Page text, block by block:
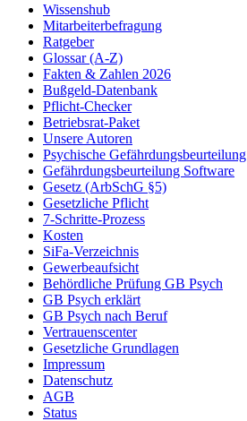
Wissenshub
Mitarbeiterbefragung
Ratgeber
Glossar (A-Z)
Fakten & Zahlen 2026
Bußgeld-Datenbank
Pflicht-Checker
Betriebsrat-Paket
Unsere Autoren
Psychische Gefährdungsbeurteilung
Gefährdungsbeurteilung Software
Gesetz (ArbSchG §5)
Gesetzliche Pflicht
7-Schritte-Prozess
Kosten
SiFa-Verzeichnis
Gewerbeaufsicht
Behördliche Prüfung GB Psych
GB Psych erklärt
GB Psych nach Beruf
Vertrauenscenter
Gesetzliche Grundlagen
Impressum
Datenschutz
AGB
Status